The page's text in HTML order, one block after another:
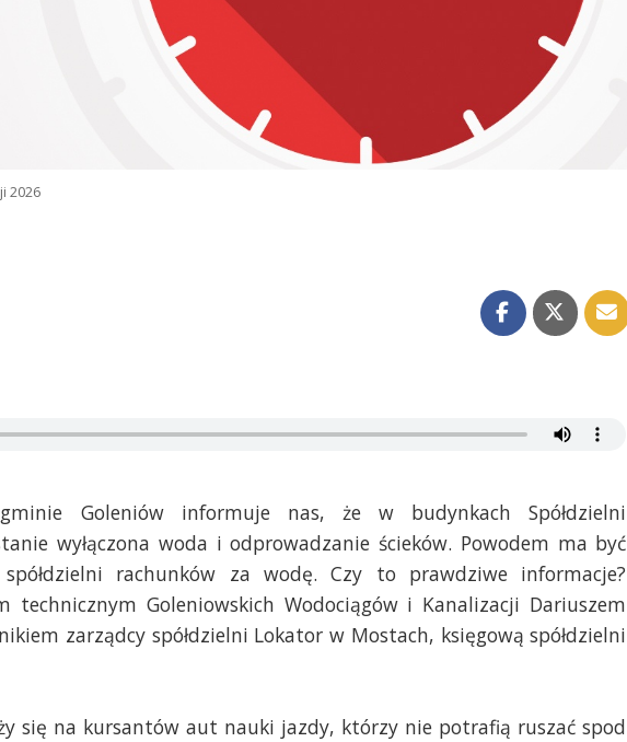
2026
Goleniów informuje nas, że w budynkach Spółdzielni
wyłączona woda i odprowadzanie ścieków. Powodem ma być
spółdzielni rachunków za wodę. Czy to prawdziwe informacje?
technicznym Goleniowskich Wodociągów i Kanalizacji Dariuszem
zarządcy spółdzielni Lokator w Mostach, księgową spółdzielni
się na kursantów aut nauki jazdy, którzy nie potrafią ruszać spod